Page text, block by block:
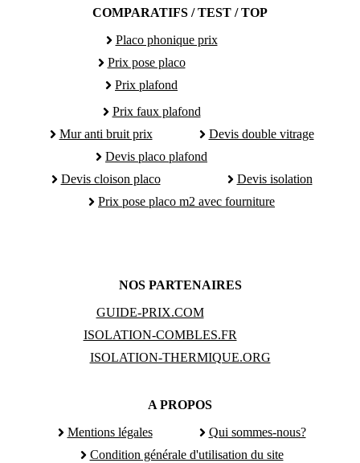
COMPARATIFS / TEST / TOP
Placo phonique prix
Prix pose placo
Prix plafond
Prix faux plafond
Mur anti bruit prix
Devis double vitrage
Devis placo plafond
Devis cloison placo
Devis isolation
Prix pose placo m2 avec fourniture
NOS PARTENAIRES
GUIDE-PRIX.COM
ISOLATION-COMBLES.FR
ISOLATION-THERMIQUE.ORG
A PROPOS
Mentions légales
Qui sommes-nous?
Condition générale d'utilisation du site